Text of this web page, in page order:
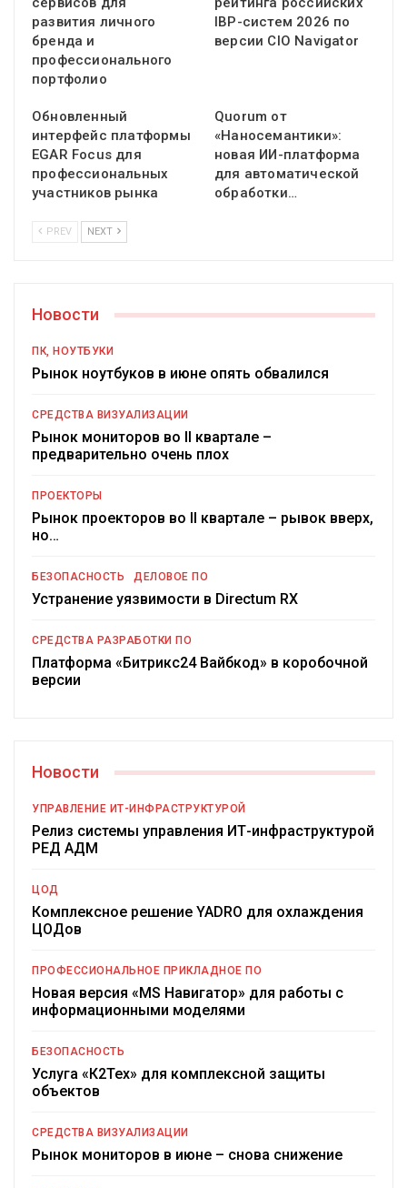
развития личного
бренда и
профессионального
портфолио
IBP-систем 2026 по
версии CIO Navigator
Обновленный
интерфейс платформы
EGAR Focus для
профессиональных
участников рынка
Quorum от
«Наносемантики»:
новая ИИ-платформа
для автоматической
обработки…
PREV NEXT
Новости
ПК, НОУТБУКИ
Рынок ноутбуков в июне опять обвалился
СРЕДСТВА ВИЗУАЛИЗАЦИИ
Рынок мониторов во II квартале –
предварительно очень плох
ПРОЕКТОРЫ
Рынок проекторов во II квартале – рывок вверх,
но…
БЕЗОПАСНОСТЬ ДЕЛОВОЕ ПО
Устранение уязвимости в Directum RX
СРЕДСТВА РАЗРАБОТКИ ПО
Платформа «Битрикс24 Вайбкод» в коробочной
версии
Новости
УПРАВЛЕНИЕ ИТ-ИНФРАСТРУКТУРОЙ
Релиз системы управления ИТ-инфраструктурой
РЕД АДМ
ЦОД
Комплексное решение YADRO для охлаждения
ЦОДов
ПРОФЕССИОНАЛЬНОЕ ПРИКЛАДНОЕ ПО
Новая версия «MS Навигатор» для работы с
информационными моделями
БЕЗОПАСНОСТЬ
Услуга «К2Тех» для комплексной защиты
объектов
СРЕДСТВА ВИЗУАЛИЗАЦИИ
Рынок мониторов в июне – снова снижение